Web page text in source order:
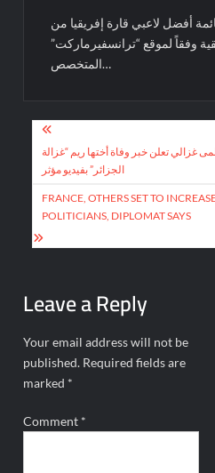
أفضل لاعبي قارة إفريقيا من
وفقاً لموقع “ترانسفيرماركت”
المتخصص…
Post
navigation
غزالي تعلن خبر وفاة أختها ريم “غزالة
الجزائر” بفيديو مؤثر
FRANCE, OTHERS SET TO
POLITICIANS, DIPLOMAT SAYS
Leave a Reply
Your email address will not be
published. Required fields are
marked *
Comment *